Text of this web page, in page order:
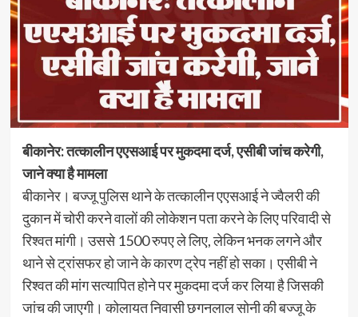
बीकानेर: तत्कालीन एएसआई पर मुकदमा दर्ज, एसीबी जांच करेगी,
जाने क्या है मामला
बीकानेर। बज्जू पुलिस थाने के तत्कालीन एएसआई ने ज्वैलरी की
दुकान में चोरी करने वालों की लोकेशन पता करने के लिए परिवादी से
रिश्वत मांगी। उससे 1500 रुपए ले लिए, लेकिन भनक लगने और
थाने से ट्रांसफर हो जाने के कारण ट्रेप नहीं हो सका। एसीबी ने
रिश्वत की मांग सत्यापित होने पर मुकदमा दर्ज कर लिया है जिसकी
जांच की जाएगी। कोलायत निवासी छगनलाल सोनी की बज्जू के